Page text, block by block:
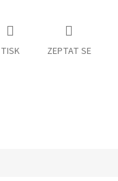
TISK ZEPTAT SE